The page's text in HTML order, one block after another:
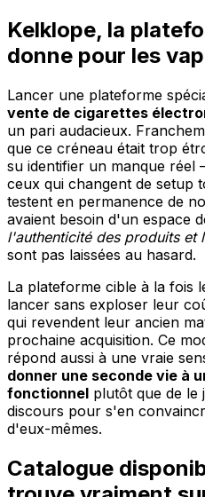
Kelklope, la
donne pour les
Lancer une plateforme
vente de cigarettes
un pari audacieux.
que ce créneau était trop
su identifier un manque
ceux qui changent de setup
testent en permanence de
avaient besoin d'un espace
l'authenticité des produits et
sont pas laissées au hasard.
La plateforme cible à la fois
lancer sans exploser leur
qui revendent leur ancien
prochaine acquisition. Ce
répond aussi à une vraie
donner une seconde vie à
fonctionnel plutôt que de le
discours pour s'en
d'eux-mêmes.
Catalogue